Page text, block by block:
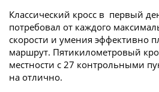
Классический кросс в первый
потребовал от каждого
скорости и умения эффективно
маршрут. Пятикилометровый
местности с 27 контрольными
на отлично.